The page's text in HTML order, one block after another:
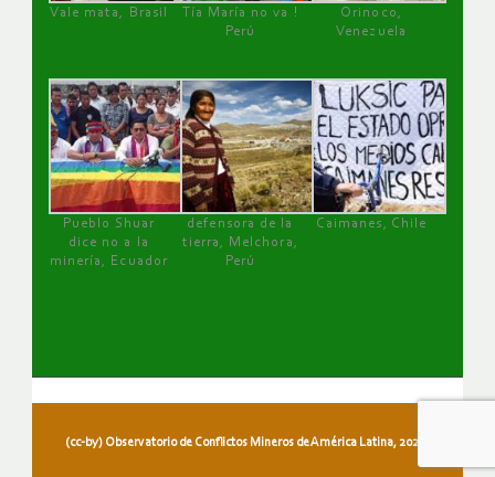
Vale mata, Brasil
Tía María no va !
Perú
Orinoco,
Venezuela
Pueblo Shuar
dice no a la
minería, Ecuador
defensora de la
tierra, Melchora,
Perú
Caimanes, Chile
(cc-by) Observatorio de Conflictos Mineros de América Latina, 2026